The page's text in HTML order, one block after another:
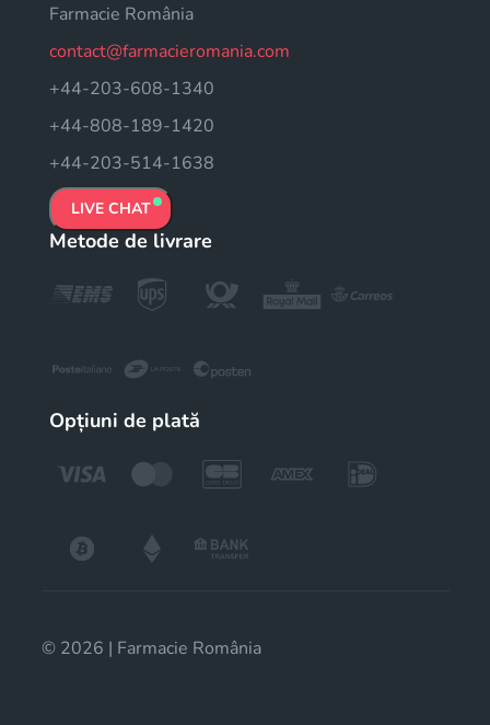
Farmacie România
contact@farmacieromania.com
+44-203-608-1340
+44-808-189-1420
+44-203-514-1638
LIVE CHAT
Metode de livrare
Opțiuni de plată
© 2026 | Farmacie România